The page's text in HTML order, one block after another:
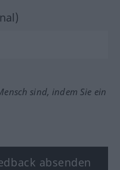
sind, indem Sie ein
absenden